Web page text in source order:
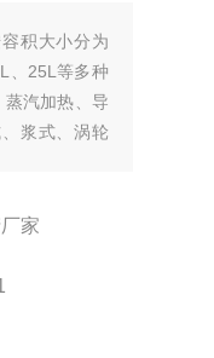
积大小分为
、25L等多种
汽加热、导
浆式、涡轮
家